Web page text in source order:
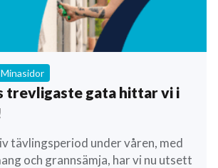
Minasidor
trevligaste gata hittar vi i
tävlingsperiod under våren, med
och grannsämja, har vi nu utsett